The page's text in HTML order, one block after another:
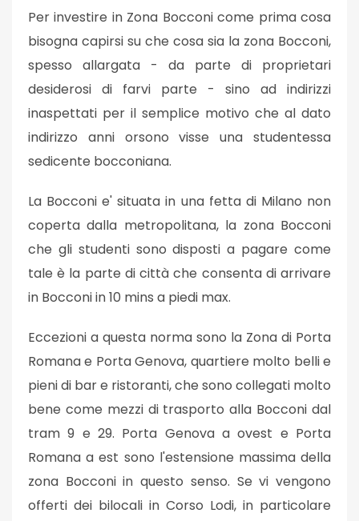
Per investire in Zona Bocconi come prima cosa
bisogna capirsi su che cosa sia la zona Bocconi,
spesso allargata - da parte di proprietari
desiderosi di farvi parte - sino ad indirizzi
inaspettati per il semplice motivo che al dato
indirizzo anni orsono visse una studentessa
sedicente bocconiana.
La Bocconi e' situata in una fetta di Milano non
coperta dalla metropolitana, la zona Bocconi
che gli studenti sono disposti a pagare come
tale è la parte di città che consenta di arrivare
in Bocconi in 10 mins a piedi max.
Eccezioni a questa norma sono la Zona di Porta
Romana e Porta Genova, quartiere molto belli e
pieni di bar e ristoranti, che sono collegati molto
bene come mezzi di trasporto alla Bocconi dal
tram 9 e 29. Porta Genova a ovest e Porta
Romana a est sono l'estensione massima della
zona Bocconi in questo senso. Se vi vengono
offerti dei bilocali in Corso Lodi, in particolare